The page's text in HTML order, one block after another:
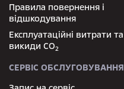
Правила повернення і
відшкодування
Експлуатаційні витрати та
викиди СО2
СЕРВІС ОБСЛУГОВУВАННЯ